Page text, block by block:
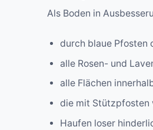
Als Boden in
durch blaue Pfosten
alle Rosen- und
alle Flächen
die mit Stützpfosten
Haufen loser